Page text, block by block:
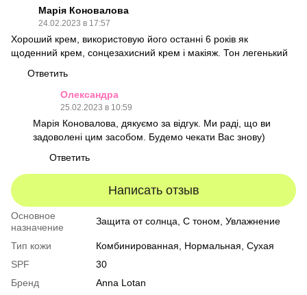
Марія Коновалова
24.02.2023 в 17:57
Хороший крем, використовую його останні 6 років як
щоденний крем, сонцезахисний крем і макіяж. Тон легенький
Ответить
Олександра
25.02.2023 в 10:59
Марія Коновалова, дякуємо за відгук. Ми раді, що ви
задоволені цим засобом. Будемо чекати Вас знову)
Ответить
Написать отзыв
Основное
назначение
Защита от солнца, С тоном, Увлажнение
Тип кожи Комбинированная, Нормальная, Сухая
SPF
30
Бренд
Anna Lotan